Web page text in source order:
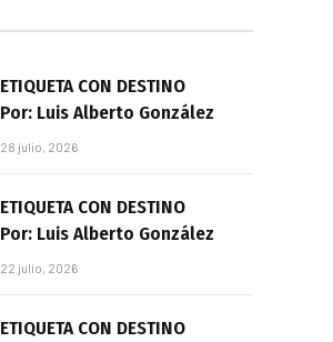
ETIQUETA CON DESTINO
Por: Luis Alberto González
28 julio, 2026
ETIQUETA CON DESTINO
Por: Luis Alberto González
22 julio, 2026
ETIQUETA CON DESTINO